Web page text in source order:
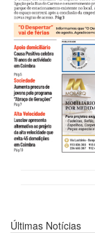
Últimas Notícias